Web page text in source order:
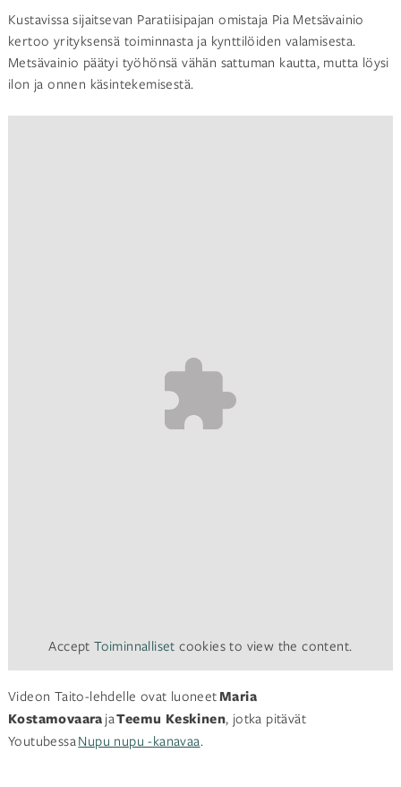
Kustavissa sijaitsevan Paratiisipajan omistaja Pia Metsävainio
kertoo yrityksensä toiminnasta ja kynttilöiden valamisesta.
Metsävainio päätyi työhönsä vähän sattuman kautta, mutta löysi
ilon ja onnen käsintekemisestä.
AcceptToiminnalliset cookies to view the content.
Videon Taito-lehdelle ovat luoneetMaria
Kostamovaara jaTeemu Keskinen, jotka pitävät
Youtubessa Nupu nupu -kanavaa.